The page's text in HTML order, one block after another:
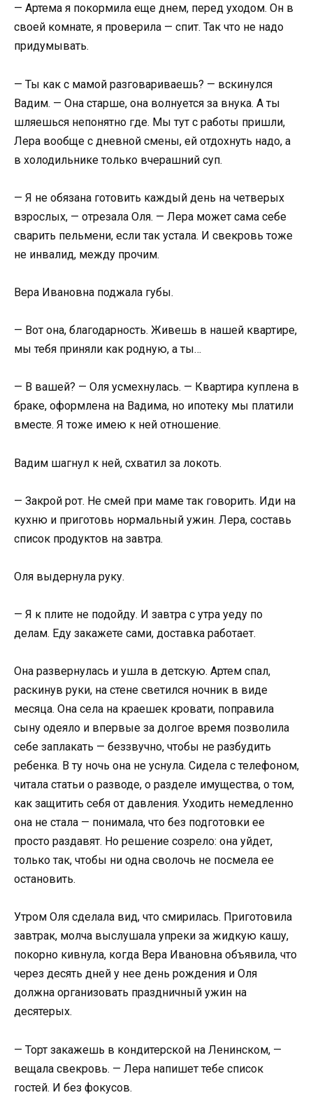
— Артема я покормила еще днем, перед уходом. Он в
своей комнате, я проверила — спит. Так что не надо
придумывать.
— Ты как с мамой разговариваешь? — вскинулся
Вадим. — Она старше, она волнуется за внука. А ты
шляешься непонятно где. Мы тут с работы пришли,
Лера вообще с дневной смены, ей отдохнуть надо, а
в холодильнике только вчерашний суп.
— Я не обязана готовить каждый день на четверых
взрослых, — отрезала Оля. — Лера может сама себе
сварить пельмени, если так устала. И свекровь тоже
не инвалид, между прочим.
Вера Ивановна поджала губы.
— Вот она, благодарность. Живешь в нашей квартире,
мы тебя приняли как родную, а ты…
— В вашей? — Оля усмехнулась. — Квартира куплена в
браке, оформлена на Вадима, но ипотеку мы платили
вместе. Я тоже имею к ней отношение.
Вадим шагнул к ней, схватил за локоть.
— Закрой рот. Не смей при маме так говорить. Иди на
кухню и приготовь нормальный ужин. Лера, составь
список продуктов на завтра.
Оля выдернула руку.
— Я к плите не подойду. И завтра с утра уеду по
делам. Еду закажете сами, доставка работает.
Она развернулась и ушла в детскую. Артем спал,
раскинув руки, на стене светился ночник в виде
месяца. Она села на краешек кровати, поправила
сыну одеяло и впервые за долгое время позволила
себе заплакать — беззвучно, чтобы не разбудить
ребенка. В ту ночь она не уснула. Сидела с телефоном,
читала статьи о разводе, о разделе имущества, о том,
как защитить себя от давления. Уходить немедленно
она не стала — понимала, что без подготовки ее
просто раздавят. Но решение созрело: она уйдет,
только так, чтобы ни одна сволочь не посмела ее
остановить.
Утром Оля сделала вид, что смирилась. Приготовила
завтрак, молча выслушала упреки за жидкую кашу,
покорно кивнула, когда Вера Ивановна объявила, что
через десять дней у нее день рождения и Оля
должна организовать праздничный ужин на
десятерых.
— Торт закажешь в кондитерской на Ленинском, —
вещала свекровь. — Лера напишет тебе список
гостей. И без фокусов.